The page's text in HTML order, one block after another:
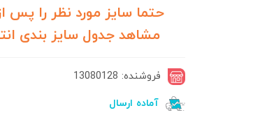
حتما سایز مورد نظر را پس
مشاهد جدول سایز بندی
فروشنده: 13080128
آماده ارسال